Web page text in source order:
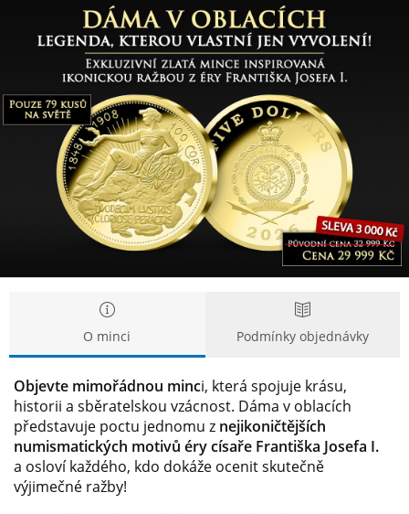
oblacích
O minci Podmínky objednávky
Objevte mimořádnou minci, která spojuje krásu,
historii a sběratelskou vzácnost. Dáma v oblacích
představuje poctu jednomu z nejikoničtějších
numismatických motivů éry císaře Františka Josefa I.
a osloví každého, kdo dokáže ocenit skutečně
výjimečné ražby!